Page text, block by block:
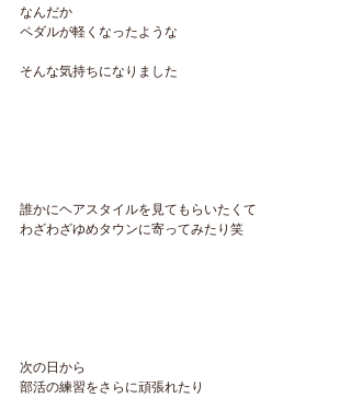
なんだか
ペダルが軽くなったような
そんな気持ちになりました
誰かにヘアスタイルを見てもらいたくて
わざわざゆめタウンに寄ってみたり笑
次の日から
部活の練習をさらに頑張れたり